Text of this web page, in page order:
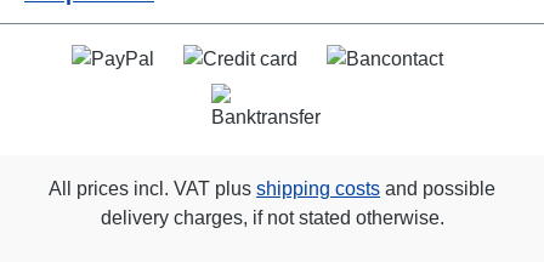
All prices incl. VAT plus shipping costs and possible
delivery charges, if not stated otherwise.